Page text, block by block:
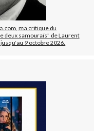
ma critique du
deux samouraïs" de Laurent
9 octobre 2026.